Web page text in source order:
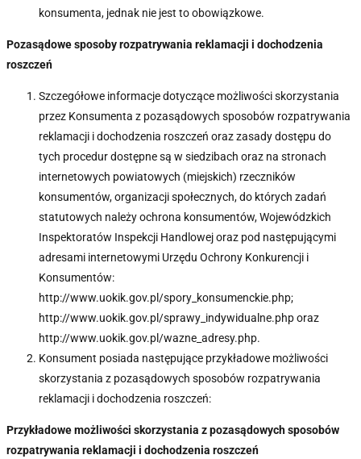
konsumenta, jednak nie jest to obowiązkowe.
Pozasądowe sposoby rozpatrywania reklamacji i dochodzenia
roszczeń
Szczegółowe informacje dotyczące możliwości skorzystania
przez Konsumenta z pozasądowych sposobów rozpatrywania
reklamacji i dochodzenia roszczeń oraz zasady dostępu do
tych procedur dostępne są w siedzibach oraz na stronach
internetowych powiatowych (miejskich) rzeczników
konsumentów, organizacji społecznych, do których zadań
statutowych należy ochrona konsumentów, Wojewódzkich
Inspektoratów Inspekcji Handlowej oraz pod następującymi
adresami internetowymi Urzędu Ochrony Konkurencji i
Konsumentów:
http://www.uokik.gov.pl/spory_konsumenckie.php;
http://www.uokik.gov.pl/sprawy_indywidualne.php oraz
http://www.uokik.gov.pl/wazne_adresy.php.
Konsument posiada następujące przykładowe możliwości
skorzystania z pozasądowych sposobów rozpatrywania
reklamacji i dochodzenia roszczeń:
Przykładowe możliwości skorzystania z pozasądowych sposobów
rozpatrywania reklamacji i dochodzenia roszczeń